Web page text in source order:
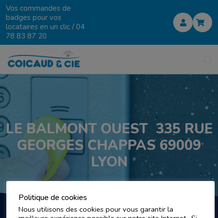
Vos commandes de
badges pour vos
locataires en un clic /04
78 83 87 20
LE BALMONT OUEST 335 RUE
GEORGES CHAPPAS 69009
LYON
Politique de cookies
Nous utilisons des cookies pour vous garantir la